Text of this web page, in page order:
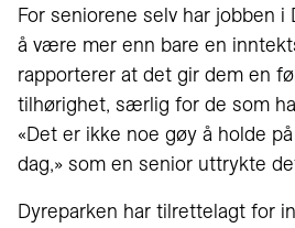
For seniorene selv har jobben i
å være mer enn bare en
rapporterer at det gir dem en
tilhørighet, særlig for de som
«Det er ikke noe gøy å holde
dag,» som en senior uttrykte
Dyreparken har tilrettelagt for